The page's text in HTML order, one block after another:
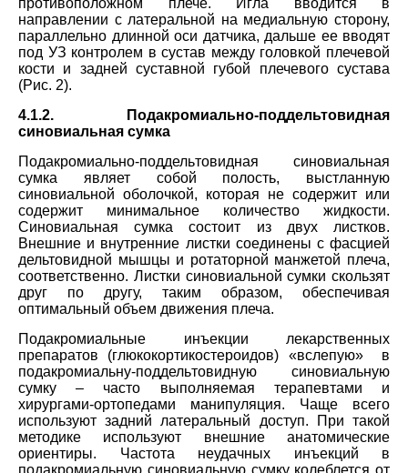
направлении с латеральной на медиальную сторону,
параллельно длинной оси датчика, дальше ее вводят
под УЗ контролем в сустав между головкой плечевой
кости и задней суставной губой плечевого сустава
(Рис. 2).
4.1.2. Подакромиально-поддельтовидная
синовиальная сумка
Подакромиально-поддельтовидная синовиальная
сумка являет собой полость, выстланную
синовиальной оболочкой, которая не содержит или
содержит минимальное количество жидкости.
Синовиальная сумка состоит из двух листков.
Внешние и внутренние листки соединены с фасцией
дельтовидной мышцы и ротаторной манжетой плеча,
соответственно. Листки синовиальной сумки скользят
друг по другу, таким образом, обеспечивая
оптимальный объем движения плеча.
Подакромиальные инъекции лекарственных
препаратов (глюкокортикостероидов) «вслепую» в
подакромиальну-поддельтовидную синовиальную
сумку – часто выполняемая терапевтами и
хирургами-ортопедами манипуляция. Чаще всего
используют задний латеральный доступ. При такой
методике используют внешние анатомические
ориентиры. Частота неудачных инъекций в
подакромиальную синовиальную сумку колеблется от